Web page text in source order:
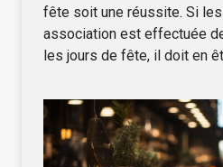
fête soit une réussite. Si
association est effectuée
les jours de fête, il doit en